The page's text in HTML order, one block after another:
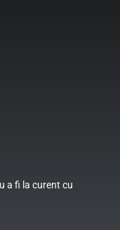
a fi la curent cu